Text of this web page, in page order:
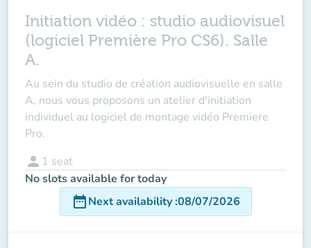
Initiation vidéo : studio audiovisuel
(logiciel Première Pro CS6). Salle
A.
Au sein du studio de création audiovisuelle en salle
A, nous vous proposons un atelier d'initiation
individuel au logiciel de montage vidéo Premiere
Pro.
person 1 seat
No slots available for today
date_rangeNext availability:08/07/2026